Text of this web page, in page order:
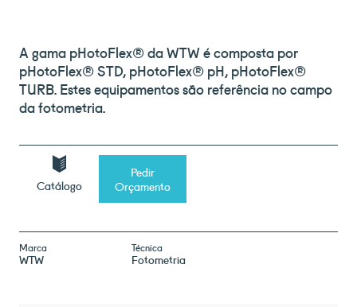
A gama pHotoFlex® da WTW é composta por
pHotoFlex® STD, pHotoFlex® pH, pHotoFlex®
TURB. Estes equipamentos são referência no campo
da fotometria.
Catálogo
Pedir
Orçamento
Marca
WTW
Técnica
Fotometria